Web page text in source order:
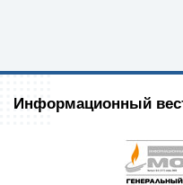
Информационный